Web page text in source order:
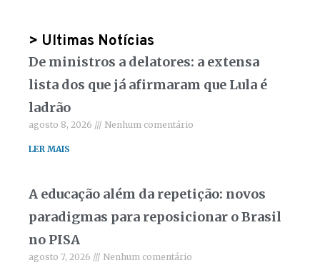
> Ultimas Notícias
De ministros a delatores: a extensa
lista dos que já afirmaram que Lula é
ladrão
agosto 8, 2026 Nenhum comentário
LER MAIS
A educação além da repetição: novos
paradigmas para reposicionar o Brasil
no PISA
agosto 7, 2026 Nenhum comentário